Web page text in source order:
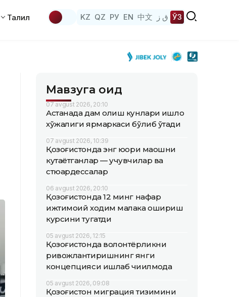
Таҳлил KZ QZ РУ EN 中文 ق ز ЎЗ
Мавзуга оид
07 avgust 2026, 20:10
Астанада дам олиш кунлари қишлоқ
хўжалиги ярмаркаси бўлиб ўтади
07 avgust 2026, 10:39
Қозоғистонда энг юқори маошни
кутаётганлар — учувчилар ва
стюардессалар
06 avgust 2026, 20:10
Қозоғистонда 12 минг нафар
ижтимоий ходим малака ошириш
курсини тугатди
05 avgust 2026, 12:15
Қозоғистонда волонтёрликни
ривожлантиришнинг янги
концепцияси ишлаб чиқилмоқда
05 avgust 2026, 09:08
Қозоғистон миграция тизимини